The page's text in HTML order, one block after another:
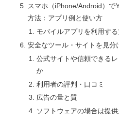
スマホ（iPhone/Android）で
方法：アプリ例と使い方
モバイルアプリを利用す
安全なツール・サイトを見分
公式サイトや信頼できる
か
利用者の評判・口コミ
広告の量と質
ソフトウェアの場合は提